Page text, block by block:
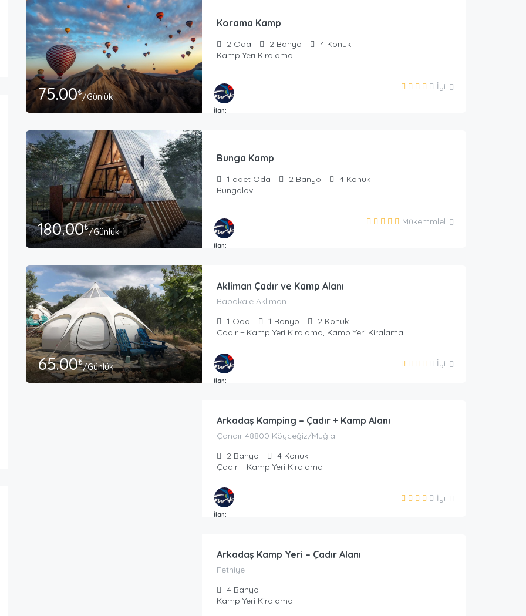
75.00₺/Günlük
Korama Kamp
2 Oda 2 Banyo 4 Konuk
Kamp Yeri Kiralama
İlan:
İyi
180.00₺/Günlük
Bunga Kamp
1 adet Oda 2 Banyo 4 Konuk
Bungalov
İlan:
Mükemmlel
65.00₺/Günlük
Akliman Çadır ve Kamp Alanı
Babakale Akliman
1 Oda 1 Banyo 2 Konuk
Çadır + Kamp Yeri Kiralama, Kamp Yeri Kiralama
İlan:
İyi
90.00₺/Günlük Yer + Çadır Kirası
Arkadaş Kamping – Çadır + Kamp Alanı
Çandır 48800 Köyceğiz/Muğla
2 Banyo 4 Konuk
Çadır + Kamp Yeri Kiralama
İlan:
İyi
Arkadaş Kamp Yeri – Çadır Alanı
Fethiye
4 Banyo
Kamp Yeri Kiralama